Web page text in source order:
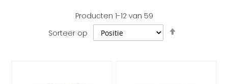
Producten 1-12van 59
Sorteer op